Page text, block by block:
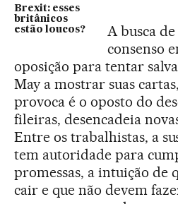
Brexit: esses
britânicos
estão loucos?
A busca
consenso
oposição para tentar
May a mostrar suas
provoca é o oposto do
fileiras, desencadeia
Entre os trabalhistas, a
tem autoridade para
promessas, a intuição de
cair e que não devem